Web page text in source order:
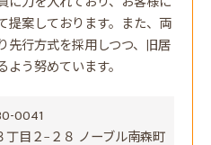
提案しております。また、両
先行方式を採用しつつ、旧居
う努めています。
0041
目２−２８ ノーブル南森町